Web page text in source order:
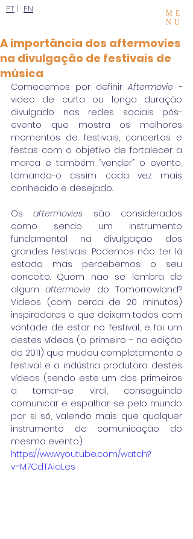
PT | EN
ME
NU
A importância dos aftermovies
na divulgação de festivais de
música
Comecemos por definir Aftermovie -
video de curta ou longa duração
divulgado nas redes sociais pós-
evento que mostra os melhores
momentos de festivais, concertos e
festas com o objetivo de fortalecer a
marca e também “vender” o evento,
tornando-o assim cada vez mais
conhecido e desejado.
Os aftermovies são considerados
como sendo um instrumento
fundamental na divulgação dos
grandes festivais. Podemos não ter lá
estado mas percebemos o seu
conceito. Quem não se lembra de
algum aftermovie do Tomorrowland?
Videos (com cerca de 20 minutos)
inspiradores e que deixam todos com
vontade de estar no festival, e foi um
destes vídeos (o primeiro – na edição
de 2011) que mudou completamente o
festival e a indústria produtora destes
vídeos (sendo este um dos primeiros
a tornar-se viral, conseguindo
comunicar e espalhar-se pelo mundo
por si só, valendo mais que qualquer
instrumento de comunicação do
mesmo evento).
https://www.youtube.com/watch?
v=M7CdTAiaLes